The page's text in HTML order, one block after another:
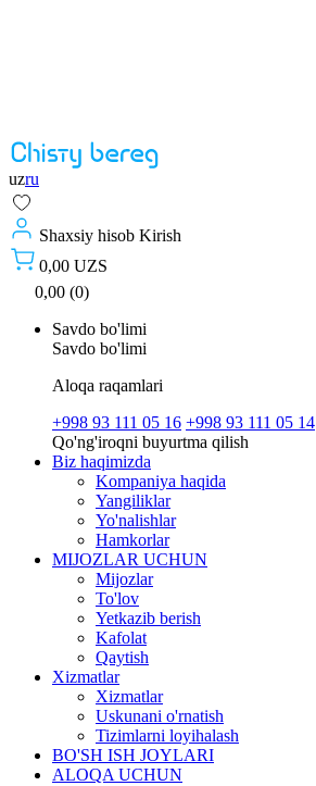
uzru
Shaxsiy hisob Kirish
0,00 UZS
0,00 (0)
Savdo bo'limi
Savdo bo'limi
Aloqa raqamlari
+998 93 111 05 16 +998 93 111 05 14
Qo'ng'iroqni buyurtma qilish
Biz haqimizda
Kompaniya haqida
Yangiliklar
Yo'nalishlar
Hamkorlar
MIJOZLAR UCHUN
Mijozlar
To'lov
Yetkazib berish
Kafolat
Qaytish
Xizmatlar
Xizmatlar
Uskunani o'rnatish
Tizimlarni loyihalash
BO'SH ISH JOYLARI
ALOQA UCHUN